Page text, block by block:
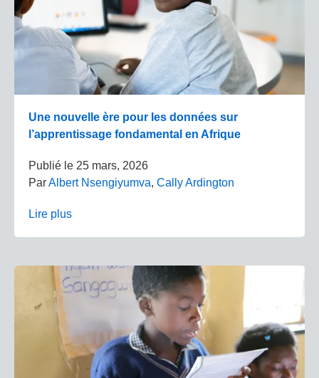
Une nouvelle ère pour les données sur
l’apprentissage fondamental en Afrique
Publié le 25 mars, 2026
ParAlbert Nsengiyumva, Cally Ardington
Lire plus